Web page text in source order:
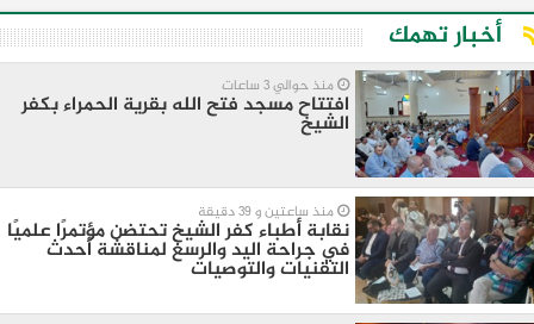
أخبار تهمك
منذ حوالي 3 ساعات
افتتاح مسجد فتح الله بقرية الحمراء بكفر
الشيخ
منذ ساعتين و 39 دقيقة
نقابة أطباء كفر الشيخ تحتضن مؤتمرًا علميًا
في جراحة اليد والرسغ لمناقشة أحدث
التقنيات والتوصيات